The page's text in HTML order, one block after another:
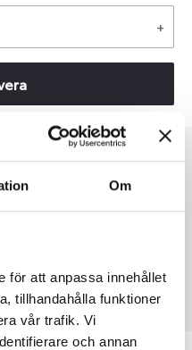
Om
för att anpassa innehållet
tillhandahålla funktioner
vår trafik. Vi
och annan
+